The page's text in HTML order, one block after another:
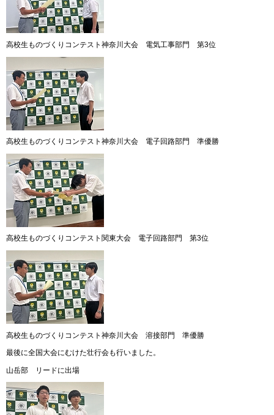
高校生ものづくりコンテスト神奈川大会 電気工事部門 第3位
高校生ものづくりコンテスト神奈川大会 電子回路部門 準優勝
高校生ものづくりコンテスト関東大会 電子回路部門 第3位
高校生ものづくりコンテスト神奈川大会 溶接部門 準優勝
最後に全国大会にむけた壮行会も行いました。
山岳部 リードに出場